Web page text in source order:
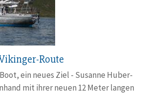
Route
ein neues Ziel - Susanne Huber-
mit ihrer neuen 12 Meter langen